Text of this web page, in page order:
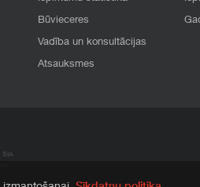
Būvieceres
Vadība un konsultācijas
Atsauksmes
SIA